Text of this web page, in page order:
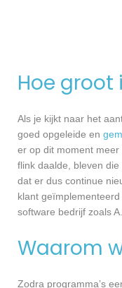
Hoe groot
Als je kijkt naar het
goed opgeleide en
er op dit moment
flink daalde, bleven
dat er dus continue
klant
software bedrijf zoals
Waarom
Zodra programma’s